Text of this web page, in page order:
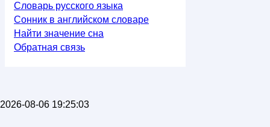
Словарь русского языка
Сонник в английском словаре
Найти значение сна
Обратная связь
2026-08-06 19:25:03